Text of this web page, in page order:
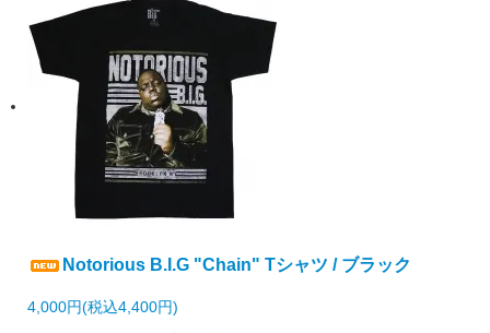
Notorious B.I.G "Chain" Tシャツ / ブラック
4,000円(税込4,400円)